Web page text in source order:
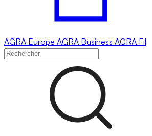
AGRA Europe AGRA Business AGRA Fil